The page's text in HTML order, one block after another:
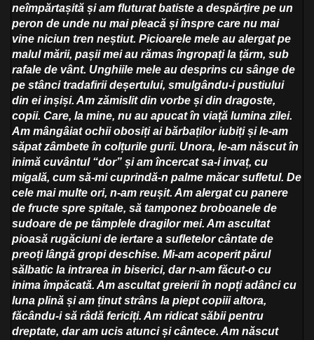
neîmpărtașită și am fluturat batiste a despărțire pe un
peron de unde nu mai pleacă și înspre care nu mai
vine niciun tren neștiut. Picioarele mele au alergat pe
malul mării, pașii mei au rămas îngropați la țărm, sub
rafale de vânt. Unghiile mele au desprins cu sânge de
pe stânci tradafirii deșertului, smulgându-i pustiului
din ei inșiși. Am zămislit din vorbe și din dragoste,
copii. Care, la mine, nu au apucat în viață lumina zilei.
Am mângâiat ochii obosiți ai bărbaților iubiți și le-am
săpat zâmbete în colțurile gurii. Unora, le-am născut în
inimă cuvântul “dor” și am încercat sa-i invaț, cu
migală, cum să-mi cuprindă-n palme măcar sufletul. De
cele mai multe ori, n-am reușit. Am alergat cu panere
de fructe spre spitale, să tamponez broboanele de
sudoare de pe tâmplele dragilor mei. Am ascultat
pioasă rugăciuni de iertare a sufletelor cântate de
preoți lângă gropi deschise. Mi-am acoperit părul
sălbatic la intrarea in biserici, dar n-am făcut-o cu
inima împăcată. Am ascultat greierii în nopți adânci cu
luna plină și am ținut strâns la piept copiii altora,
făcându-i să râdă fericiți. Am ridicat săbii pentru
dreptate, dar am ucis atunci și cântece. Am născut